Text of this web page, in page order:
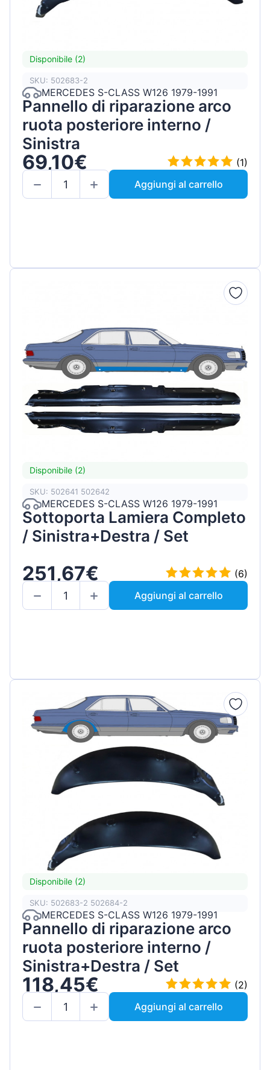
Disponibile (2)
SKU: 502683-2
MERCEDES S-CLASS W126 1979-1991
Pannello di riparazione arco
ruota posteriore interno /
Sinistra
69,10€
(1)
Aggiungi al carrello
Disponibile (2)
SKU: 502641 502642
MERCEDES S-CLASS W126 1979-1991
Sottoporta Lamiera Completo
/ Sinistra+Destra / Set
251,67€
(6)
Aggiungi al carrello
Disponibile (2)
SKU: 502683-2 502684-2
MERCEDES S-CLASS W126 1979-1991
Pannello di riparazione arco
ruota posteriore interno /
Sinistra+Destra / Set
118,45€
(2)
Aggiungi al carrello